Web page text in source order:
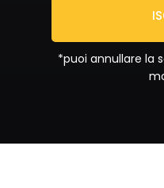
*puoi annullare la